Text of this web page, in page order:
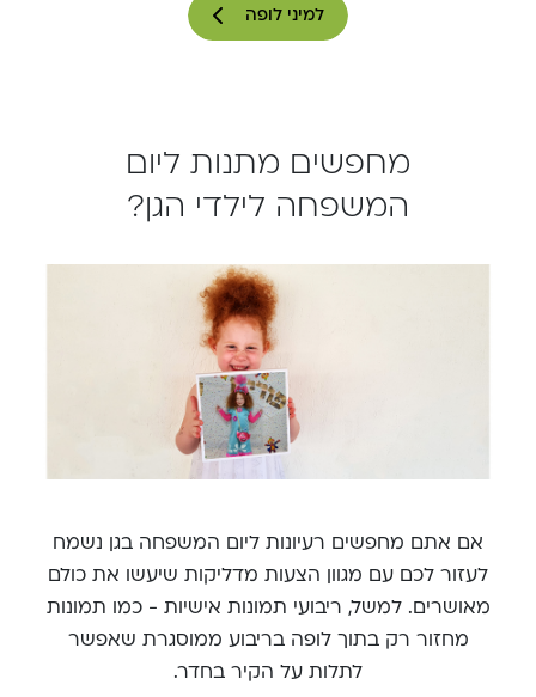
למיני לופה
מחפשים מתנות ליום
המשפחה לילדי הגן?
אם אתם מחפשים רעיונות ליום המשפחה בגן נשמח
לעזור לכם עם מגוון הצעות מדליקות שיעשו את כולם
מאושרים. למשל, ריבועי תמונות אישיות - כמו תמונות
מחזור רק בתוך לופה בריבוע ממוסגרת שאפשר
לתלות על הקיר בחדר.